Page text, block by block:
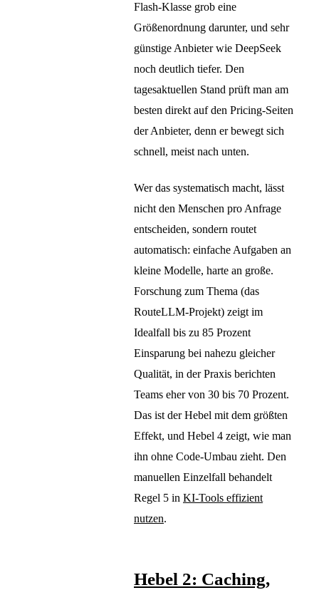
Flash-Klasse grob eine
Größenordnung darunter, und sehr
günstige Anbieter wie DeepSeek
noch deutlich tiefer. Den
tagesaktuellen Stand prüft man am
besten direkt auf den Pricing-Seiten
der Anbieter, denn er bewegt sich
schnell, meist nach unten.
Wer das systematisch macht, lässt
nicht den Menschen pro Anfrage
entscheiden, sondern routet
automatisch: einfache Aufgaben an
kleine Modelle, harte an große.
Forschung zum Thema (das
RouteLLM-Projekt) zeigt im
Idealfall bis zu 85 Prozent
Einsparung bei nahezu gleicher
Qualität, in der Praxis berichten
Teams eher von 30 bis 70 Prozent.
Das ist der Hebel mit dem größten
Effekt, und Hebel 4 zeigt, wie man
ihn ohne Code-Umbau zieht. Den
manuellen Einzelfall behandelt
Regel 5 in KI-Tools effizient
nutzen.
Hebel 2: Caching,